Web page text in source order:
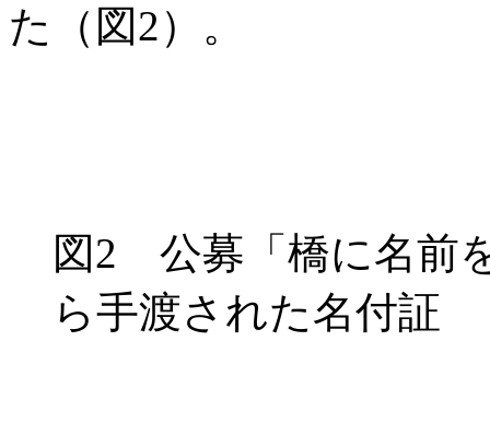
た（図2）。
図2 公募「橋に名前
ら手渡された名付証